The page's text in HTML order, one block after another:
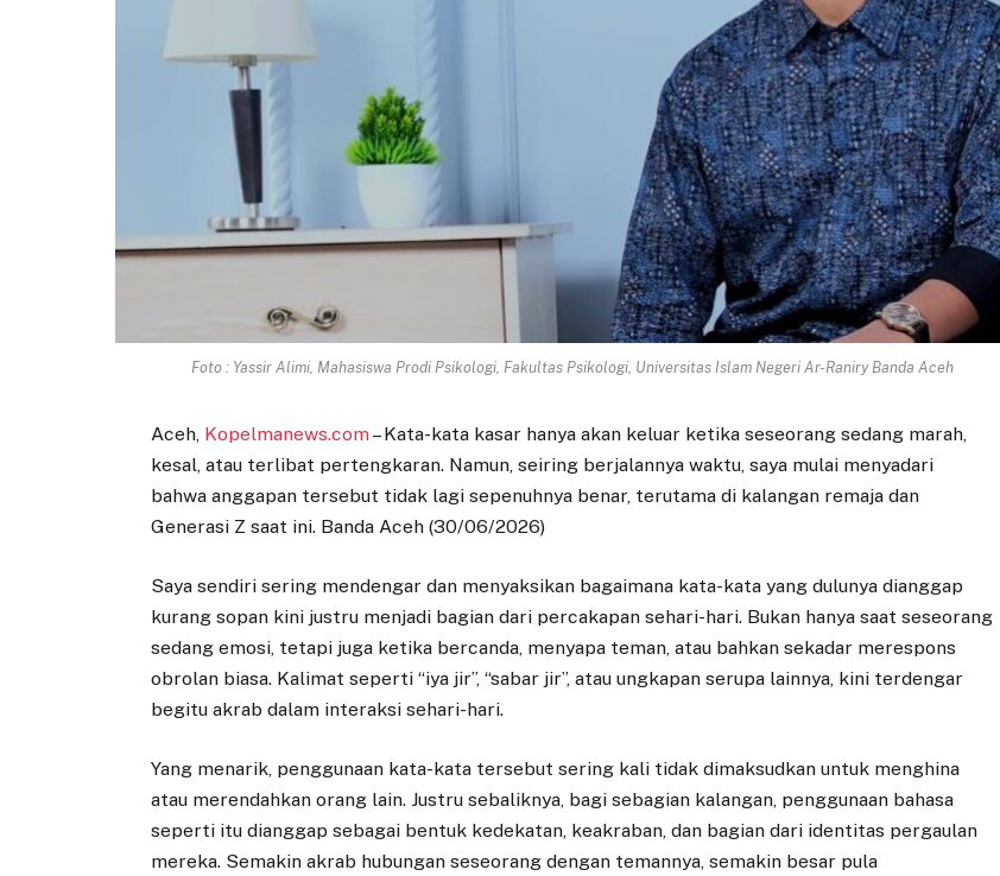
Foto : Yassir Alimi, Mahasiswa Prodi Psikologi, Fakultas Psikologi, Universitas Islam Negeri Ar-Raniry Banda Aceh
Aceh, Kopelmanews.com– Kata-kata kasar hanya akan keluar ketika seseorang sedang marah,
kesal, atau terlibat pertengkaran. Namun, seiring berjalannya waktu, saya mulai menyadari
bahwa anggapan tersebut tidak lagi sepenuhnya benar, terutama di kalangan remaja dan
Generasi Z saat ini. Banda Aceh (30/06/2026)
Saya sendiri sering mendengar dan menyaksikan bagaimana kata-kata yang dulunya dianggap
kurang sopan kini justru menjadi bagian dari percakapan sehari-hari. Bukan hanya saat seseorang
sedang emosi, tetapi juga ketika bercanda, menyapa teman, atau bahkan sekadar merespons
obrolan biasa. Kalimat seperti “iya jir”, “sabar jir”, atau ungkapan serupa lainnya, kini terdengar
begitu akrab dalam interaksi sehari-hari.
Yang menarik, penggunaan kata-kata tersebut sering kali tidak dimaksudkan untuk menghina
atau merendahkan orang lain. Justru sebaliknya, bagi sebagian kalangan, penggunaan bahasa
seperti itu dianggap sebagai bentuk kedekatan, keakraban, dan bagian dari identitas pergaulan
mereka. Semakin akrab hubungan seseorang dengan temannya, semakin besar pula